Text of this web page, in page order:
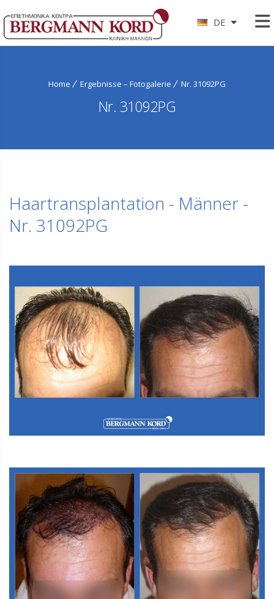
DE
Home Ergebnisse – Fotogalerie Nr. 31092PG
Nr. 31092PG
Haartransplantation - Männer -
Nr. 31092PG